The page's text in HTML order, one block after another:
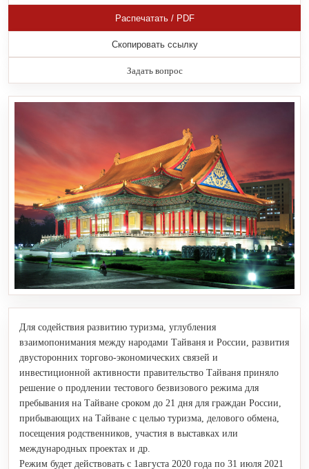
Распечатать / PDF
Скопировать ссылку
Задать вопрос
Для содействия развитию туризма, углубления
взаимопонимания между народами Тайваня и России, развития
двусторонних торгово-экономических связей и
инвестиционной активности правительство Тайваня приняло
решение о продлении тестового безвизового режима для
пребывания на Тайване сроком до 21 дня для граждан России,
прибывающих на Тайване с целью туризма, делового обмена,
посещения родственников, участия в выставках или
международных проектах и др.
Режим будет действовать с 1августа 2020 года по 31 июля 2021